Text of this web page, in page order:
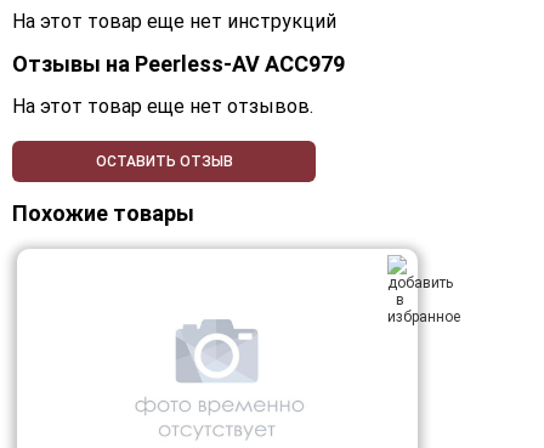
На этот товар еще нет инструкций
Отзывы на Peerless-AV ACC979
На этот товар еще нет отзывов.
ОСТАВИТЬ ОТЗЫВ
Похожие товары